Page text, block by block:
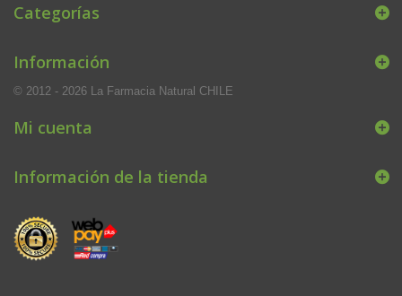
Categorías
Información
© 2012 - 2026 La Farmacia Natural CHILE
Mi cuenta
Información de la tienda